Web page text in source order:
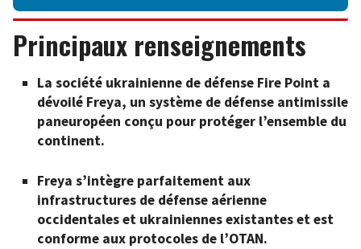
Principaux renseignements
La société ukrainienne de défense Fire Point a
dévoilé Freya, un système de défense antimissile
paneuropéen conçu pour protéger l’ensemble du
continent.
Freya s’intègre parfaitement aux
infrastructures de défense aérienne
occidentales et ukrainiennes existantes et est
conforme aux protocoles de l’OTAN.